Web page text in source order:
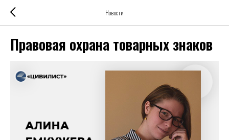
Новости
Правовая охрана товарных знаков